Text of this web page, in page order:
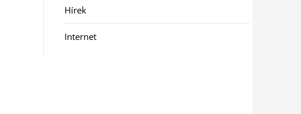
Hírek
Internet